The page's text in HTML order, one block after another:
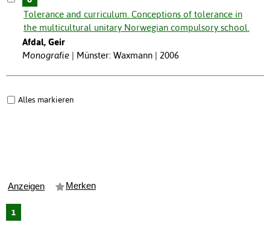
Tolerance and curriculum. Conceptions of tolerance in
the multicultural unitary Norwegian compulsory school.
Afdal, Geir
Monografie
Münster: Waxmann | 2006
Alles markieren
Anzeigen Merken
1